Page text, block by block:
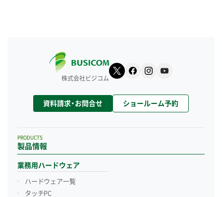
株式会社ビジコム
資料請求・お問合せ ショールーム予約
製品情報
PRODUCTS
業務用ハードウェア
ハードウェア一覧
タッチPC